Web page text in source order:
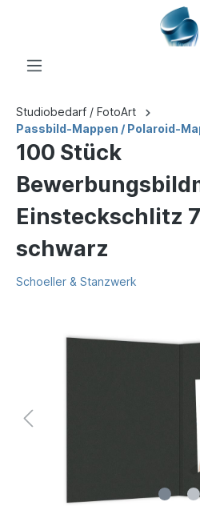
Studiobedarf / FotoArt
Passbild-Mappen / Polaroid-
100 Stück
Einsteckschlitz
schwarz
Schoeller & Stanzwerk